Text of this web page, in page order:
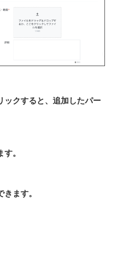
クすると、追加したパー
。
ます。